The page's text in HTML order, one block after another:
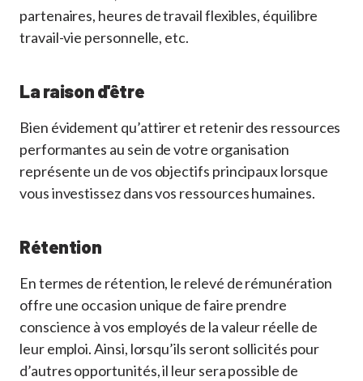
partenaires, heures de travail flexibles, équilibre
travail-vie personnelle, etc.
La raison d'être
Bien évidement qu’attirer et retenir des ressources
performantes au sein de votre organisation
représente un de vos objectifs principaux lorsque
vous investissez dans vos ressources humaines.
Rétention
En termes de rétention, le relevé de rémunération
offre une occasion unique de faire prendre
conscience à vos employés de la valeur réelle de
leur emploi. Ainsi, lorsqu’ils seront sollicités pour
d’autres opportunités, il leur sera possible de